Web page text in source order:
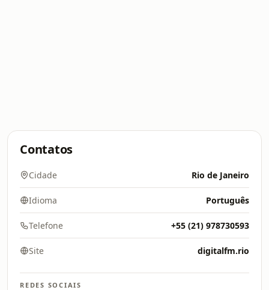
Contatos
Cidade Rio de Janeiro
Idioma Português
Telefone +55 (21) 978730593
Site digitalfm.rio
REDES SOCIAIS